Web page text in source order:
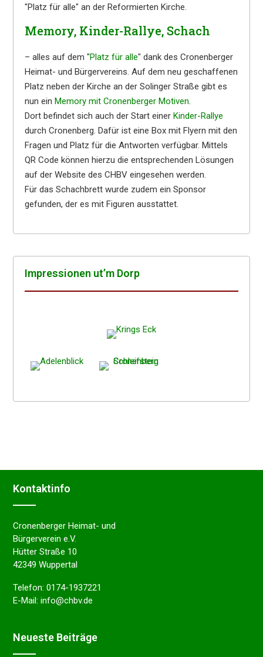
"Platz für alle" an der Reformierten Kirche.
Memory, Kinder-Rallye, Schach
– alles auf dem "Platz für alle" dank des Cronenberger
Heimat- und Bürgervereins. Auf dem neu geschaffenen
Platz neben der Kirche an der Solinger Straße gibt es
nun ein Memory mit Cronenberger Motiven.
Dort befindet sich auch der Start einer Kinder-Rallye
durch Cronenberg. Dafür ist eine Box mit Flyern mit den
Fragen und Platz für die Antworten verfügbar. Mittels
QR Code können hierzu die entsprechenden Lösungen
auf der Website des CHBV eingesehen werden.
Für das Schachbrett wurde zudem ein Sponsor
gefunden, der es mit Figuren ausstattet.
Impres­sio­nen ut’m Dorp
Kontakt­in­fo
Cronenberger Heimat- und
Bürgerverein e.V.
Hütter Straße 10
42349 Wuppertal
Telefon: 0174-1937221
E-Mail: info@chbv.de
Neues­te Beiträge